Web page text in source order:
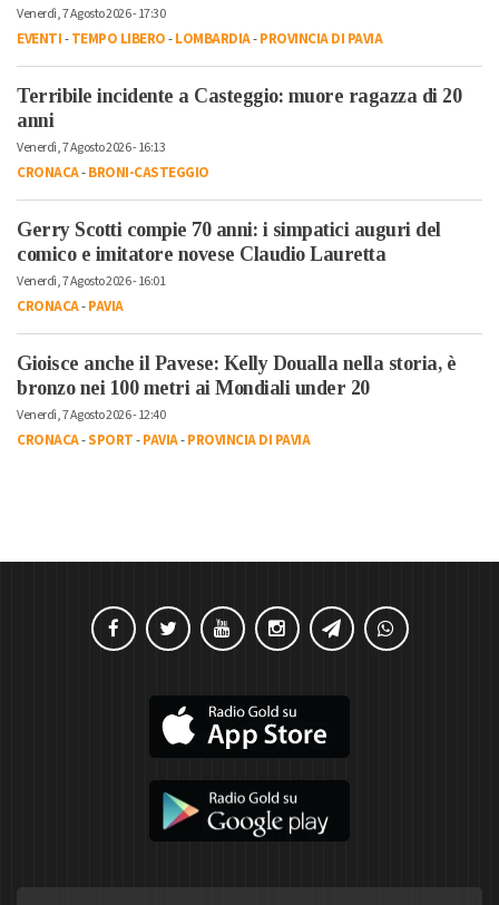
Venerdì, 7 Agosto 2026 - 17:30
EVENTI-TEMPO LIBERO-LOMBARDIA-PROVINCIA DI PAVIA
Terribile incidente a Casteggio: muore ragazza di 20
anni
Venerdì, 7 Agosto 2026 - 16:13
CRONACA-BRONI-CASTEGGIO
Gerry Scotti compie 70 anni: i simpatici auguri del
comico e imitatore novese Claudio Lauretta
Venerdì, 7 Agosto 2026 - 16:01
CRONACA-PAVIA
Gioisce anche il Pavese: Kelly Doualla nella storia, è
bronzo nei 100 metri ai Mondiali under 20
Venerdì, 7 Agosto 2026 - 12:40
CRONACA-SPORT-PAVIA-PROVINCIA DI PAVIA